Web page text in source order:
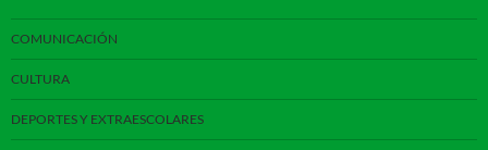
COMUNICACIÓN
CULTURA
DEPORTES Y EXTRAESCOLARES